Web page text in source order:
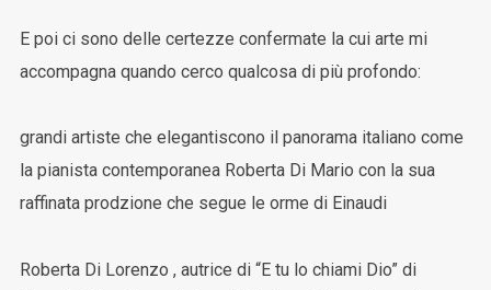
E poi ci sono delle certezze confermate la cui arte mi
accompagna quando cerco qualcosa di più profondo:
grandi artiste che elegantiscono il panorama italiano come
la pianista contemporanea Roberta Di Mario con la sua
raffinata prodzione che segue le orme di Einaudi
Roberta Di Lorenzo , autrice di “E tu lo chiami Dio” di